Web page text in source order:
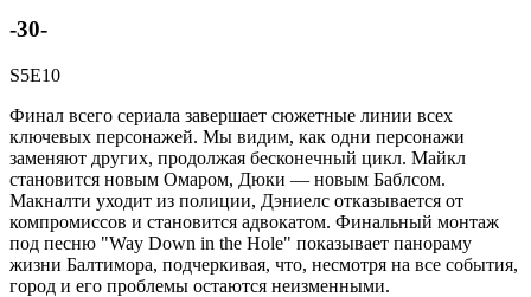
-30-
S5E10
Финал всего сериала завершает сюжетные линии всех
ключевых персонажей. Мы видим, как одни персонажи
заменяют других, продолжая бесконечный цикл. Майкл
становится новым Омаром, Дюки — новым Баблсом.
Макналти уходит из полиции, Дэниелс отказывается от
компромиссов и становится адвокатом. Финальный монтаж
под песню "Way Down in the Hole" показывает панораму
жизни Балтимора, подчеркивая, что, несмотря на все события,
город и его проблемы остаются неизменными.